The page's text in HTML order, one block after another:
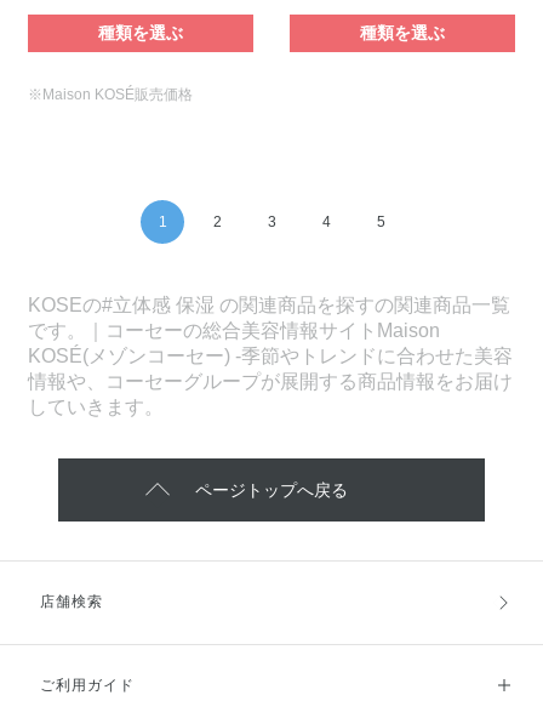
種類を選ぶ 種類を選ぶ
※Maison KOSÉ販売価格
1 2 3 4 5
KOSEの#立体感 保湿 の関連商品を探すの関連商品一覧
です。｜コーセーの総合美容情報サイトMaison
KOSÉ(メゾンコーセー) -季節やトレンドに合わせた美容
情報や、コーセーグループが展開する商品情報をお届け
していきます。
ページトップへ戻る
店舗検索
ご利用ガイド